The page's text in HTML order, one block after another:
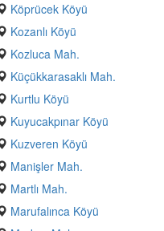
Köprücek Köyü
Kozanlı Köyü
Kozluca Mah.
Küçükkarasaklı Mah.
Kurtlu Köyü
Kuyucakpınar Köyü
Kuzveren Köyü
Manişler Mah.
Martlı Mah.
Marufalınca Köyü